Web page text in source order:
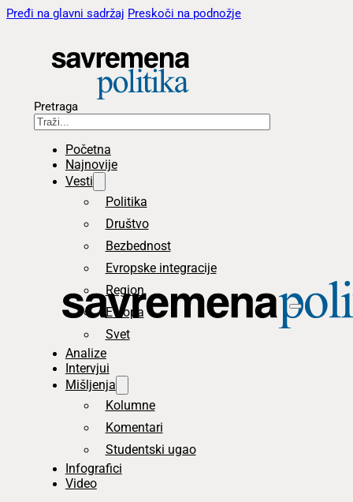
Pređi na glavni sadržaj Preskoči na podnožje
Pretraga
Početna
Najnovije
Vesti
Politika
Društvo
Bezbednost
Evropske integracije
Region
Evropa
Svet
Analize
Intervjui
Mišljenja
Kolumne
Komentari
Studentski ugao
Infografici
Video